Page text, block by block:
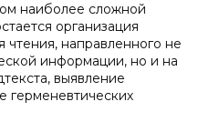
наиболее сложной
организация
чтения, направленного не
информации, но и на
выявление
герменевтических